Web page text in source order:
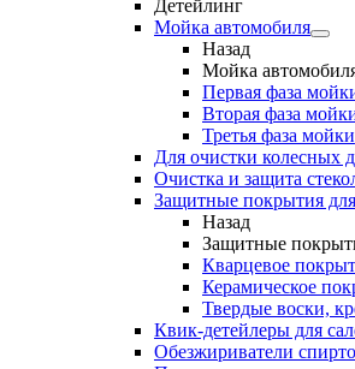
Детейлинг
Мойка автомобиля
Назад
Мойка
Первая фаза
Вторая фаза
Третья фаза мойки
Для очистки колесных
Очистка и защита
Защитные покрытия для
Назад
Защитные
Кварцевое
Керамическое
Твердые воски,
Квик-детейлеры для
Обезжириватели